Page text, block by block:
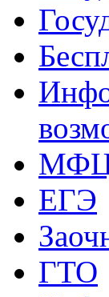
ЕГЭ
ГТО